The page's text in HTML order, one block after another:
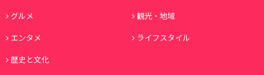
グルメ
観光・地域
エンタメ
ライフスタイル
歴史と文化